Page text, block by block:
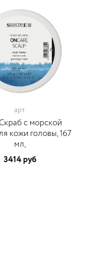
арт.
с морской
кожи головы, 167
мл,
3414 руб